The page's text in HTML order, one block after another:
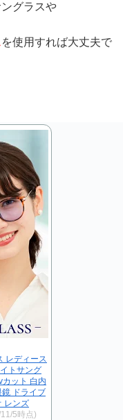
グラスや
を使用すれば大丈夫で
レディース
トサング
カット 白内
ドライブ
レンズ
5時点)